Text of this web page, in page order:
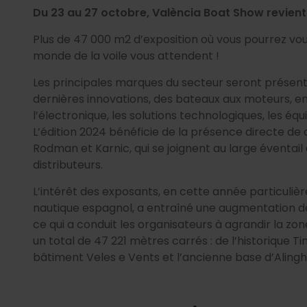
Du 23 au 27 octobre, València Boat Show
Plus de 47 000 m2 d’exposition où vous pourrez
monde de la voile vous attendent !
Les principales marques du secteur seront
dernières innovations, des bateaux aux moteurs,
l’électronique, les solutions technologiques, les
L’édition 2024 bénéficie de la présence directe
Rodman et Karnic, qui se joignent au large
distributeurs.
L’intérêt des exposants, en cette année
nautique espagnol, a entraîné une augmentation
ce qui a conduit les organisateurs à agrandir la
un total de 47 221 mètres carrés : de l’historique
bâtiment Veles e Vents et l’ancienne base